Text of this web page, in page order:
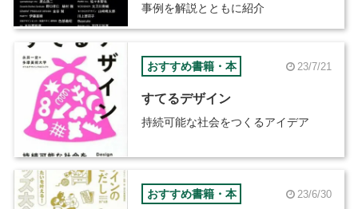
事例を解説とともに紹介
おすすめ書籍・本 23/7/21
すてるデザイン
持続可能な社会をつくるアイデア
おすすめ書籍・本 23/6/30